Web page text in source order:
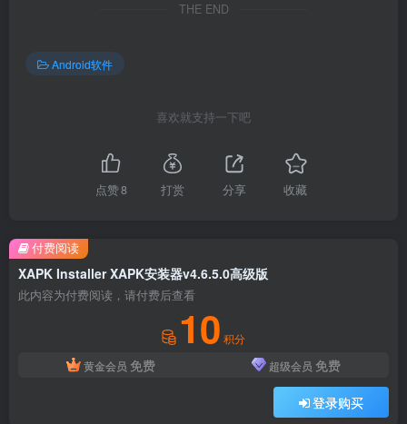
THE END
Android软件
喜欢就支持一下吧
点赞8 打赏 分享 收藏
XAPK Installer XAPK安装器v4.6.5.0高级版
此内容为付费阅读，请付费后查看
10 积分
黄金会员 免费 超级会员 免费
登录购买
付费阅读